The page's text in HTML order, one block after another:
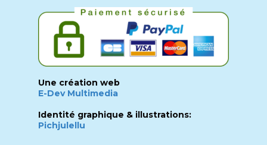
Une création web
E-Dev Multimedia
Identité graphique & illustrations:
Pichjulellu